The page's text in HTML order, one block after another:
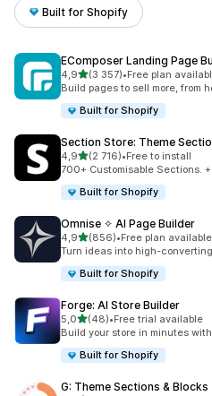
Built for Shopify
EComposer Landing Page
4,9na 5 gwiazdek
(3 357)
Łączna liczba recenzji: 3357
•Free plan
Build pages to sell more, from
Built for Shopify
Section Store: Theme
4,9na 5 gwiazdek
(2 716)
Łączna liczba recenzji: 2716
•Free to install
700+ Customisable Sections.
Built for Shopify
Omnise ✧ AI Page Builder
4,9na 5 gwiazdek
(856)
Łączna liczba recenzji: 856
•Free plan available
Turn ideas into high-
Built for Shopify
Forge: AI Store Builder
5,0na 5 gwiazdek
(48)
Łączna liczba recenzji: 48
•Free trial available
Build your store in minutes
Built for Shopify
G: Theme Sections & Blocks